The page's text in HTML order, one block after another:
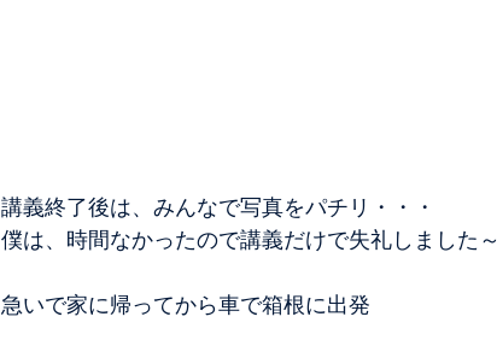
講義終了後は、みんなで写真をパチリ・・・
僕は、時間なかったので講義だけで失礼しました～
急いで家に帰ってから車で箱根に出発